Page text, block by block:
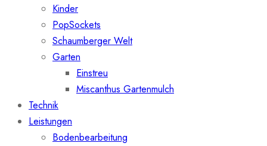
Kinder
PopSockets
Schaumberger Welt
Garten
Einstreu
Miscanthus Gartenmulch
Technik
Leistungen
Bodenbearbeitung